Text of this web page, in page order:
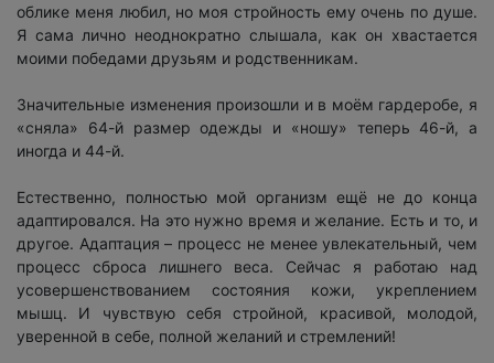
облике меня любил, но моя стройность ему очень по душе.
Я сама лично неоднократно слышала, как он хвастается
моими победами друзьям и родственникам.
Значительные изменения произошли и в моём гардеробе, я
«сняла» 64-й размер одежды и «ношу» теперь 46-й, а
иногда и 44-й.
Естественно, полностью мой организм ещё не до конца
адаптировался. На это нужно время и желание. Есть и то, и
другое. Адаптация – процесс не менее увлекательный, чем
процесс сброса лишнего веса. Сейчас я работаю над
усовершенствованием состояния кожи, укреплением
мышц. И чувствую себя стройной, красивой, молодой,
уверенной в себе, полной желаний и стремлений!